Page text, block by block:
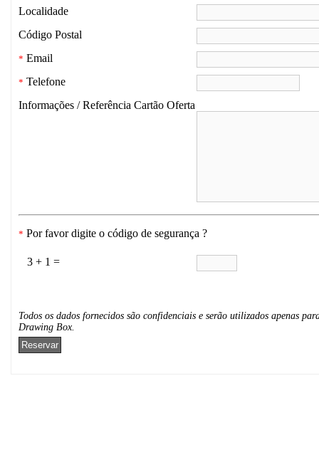
Localidade
Código Postal
* Email
* Telefone
Informações / Referência Cartão Oferta
* Por favor digite o código de segurança ?
3 + 1 =
Todos os dados fornecidos são confidenciais e serão utilizados apenas
Drawing Box.